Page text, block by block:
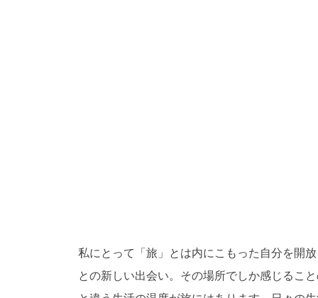
私にとって「旅」とは内にこもった自分を開
との新しい出会い。その場所でしか感じるこ